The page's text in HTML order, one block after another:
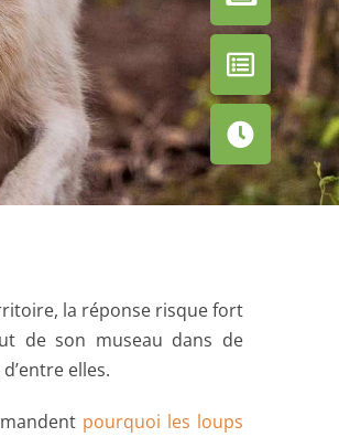
la réponse risque fort
de son museau dans de
elles.
pourquoi les loups